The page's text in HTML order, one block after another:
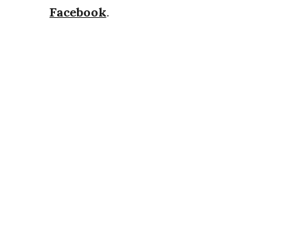
Facebook.